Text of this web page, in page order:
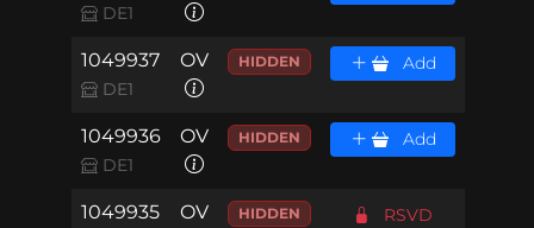
DE1
1049937
DE1
OV HIDDEN Add
1049936
DE1
OV HIDDEN Add
1049935 OV HIDDEN RSVD